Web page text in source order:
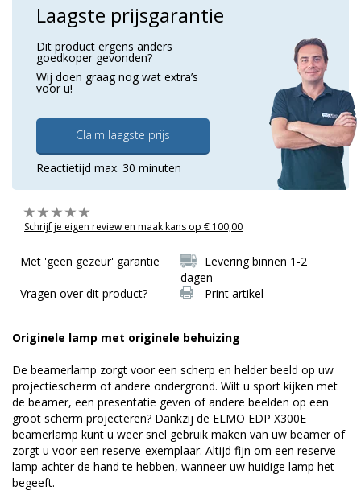
Laagste prijsgarantie
Dit product ergens anders
goedkoper gevonden?
Wij doen graag nog wat extra’s
voor u!
Claim laagste prijs
Reactietijd max. 30 minuten
Schrijf je eigen review en maak kans op € 100,00
Met 'geen gezeur' garantie
Levering binnen 1-2
dagen
Vragen over dit product?
Print artikel
Originele lamp met originele behuizing
De beamerlamp zorgt voor een scherp en helder beeld op uw
projectiescherm of andere ondergrond. Wilt u sport kijken met
de beamer, een presentatie geven of andere beelden op een
groot scherm projecteren? Dankzij de ELMO EDP X300E
beamerlamp kunt u weer snel gebruik maken van uw beamer of
zorgt u voor een reserve-exemplaar. Altijd fijn om een reserve
lamp achter de hand te hebben, wanneer uw huidige lamp het
begeeft.